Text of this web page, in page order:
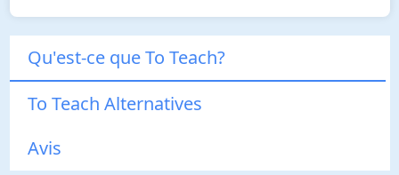
Qu'est-ce que To Teach?
To Teach Alternatives
Avis